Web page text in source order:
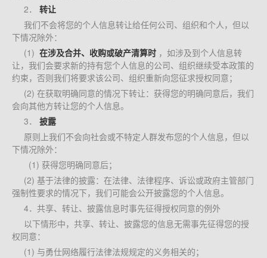
2．
转让
我们不会将您的个人信息转让给任何公司、组织和个人，但以
下情况除外：
(1) 在涉及合并、收购或破产清算时 ，如涉及到个人信息转
让，我们会要求新的持有您个人信息的公司、组织继续受本政策的
约束，否则我们将要求该公司、组织重新向您征求授权同意；
(2) 在获取明确同意的情况下转让：获得您的明确同意后，我们
会向其他方转让您的个人信息。
3．
披露
原则上我们不会向社会或不特定人群发布您的个人信息，但以
下情况除外：
(1) 获得您明确同意后；
(2) 基于法律的披露：在法律、法律程序、诉讼或政府主管部门
强制性要求的情况下，我们可能会公开披露您的个人信息。
4．共享、转让、披露信息时事先征得授权同意的例外
以下情形中，共享、转让、披露您的信息无需事先征得您的授
权同意：
(1) 与勇仕网络履行法律法规规定的义务相关的；